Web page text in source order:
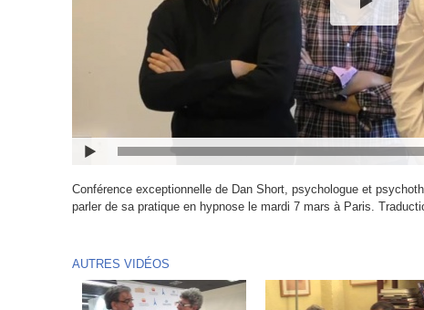
Conférence exceptionnelle de Dan Short, psychologue et
parler de sa pratique en hypnose le mardi 7 mars à Paris.
AUTRES VIDÉOS